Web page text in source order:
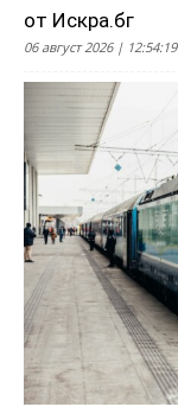
от Искра.бг
06 август 2026 | 12:54:19